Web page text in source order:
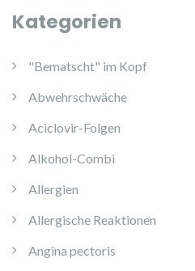
Kategorien
"Bematscht" im Kopf
Abwehrschwäche
Aciclovir-Folgen
Alkohol-Combi
Allergien
Allergische Reaktionen
Angina pectoris